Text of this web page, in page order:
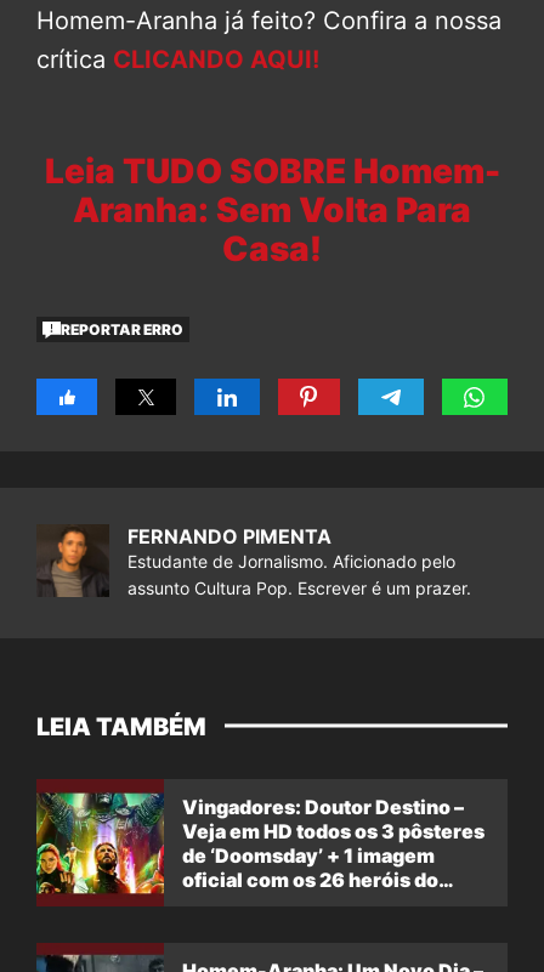
Homem-Aranha já feito? Confira a nossa
crítica CLICANDO AQUI!
Leia TUDO SOBRE Homem-
Aranha: Sem Volta Para
Casa!
REPORTAR ERRO
FERNANDO PIMENTA
Estudante de Jornalismo. Aficionado pelo
assunto Cultura Pop. Escrever é um prazer.
LEIA TAMBÉM
Vingadores: Doutor Destino –
Veja em HD todos os 3 pôsteres
de ‘Doomsday’ + 1 imagem
oficial com os 26 heróis do